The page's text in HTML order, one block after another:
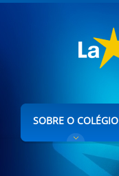
SOBRE O COLÉGIO